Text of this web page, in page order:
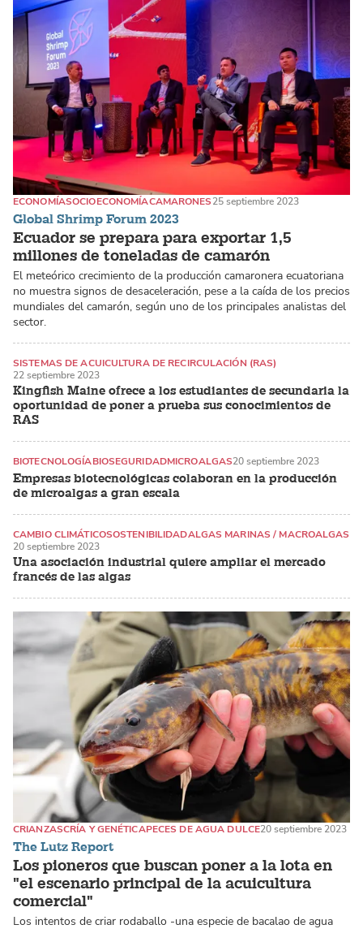
Global Shrimp Forum 2023
Ecuador se prepara para exportar 1,5
millones de toneladas de camarón
ECONOMÍASOCIOECONOMÍACAMARONES25 septiembre 2023
El meteórico crecimiento de la producción camaronera ecuatoriana
no muestra signos de desaceleración, pese a la caída de los precios
mundiales del camarón, según uno de los principales analistas del
sector.
Kingfish Maine ofrece a los estudiantes de secundaria la
oportunidad de poner a prueba sus conocimientos de
RAS
SISTEMAS DE ACUICULTURA DE RECIRCULACIÓN (RAS)
EDUCACIÓN Y ACADEMIA
22 septiembre 2023
Empresas biotecnológicas colaboran en la producción
de microalgas a gran escala
BIOTECNOLOGÍABIOSEGURIDADMICROALGAS20 septiembre 2023
Una asociación industrial quiere ampliar el mercado
francés de las algas
CAMBIO CLIMÁTICOSOSTENIBILIDADALGAS MARINAS / MACROALGAS
20 septiembre 2023
The Lutz Report
Los pioneros que buscan poner a la lota en
"el escenario principal de la acuicultura
comercial"
CRIANZASCRÍA Y GENÉTICAPECES DE AGUA DULCE20 septiembre 2023
Los intentos de criar rodaballo -una especie de bacalao de agua